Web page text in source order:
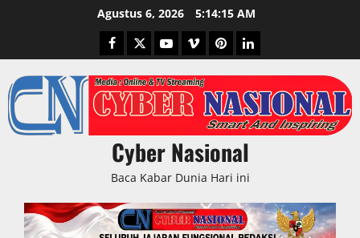
Agustus 6, 2026 5:14:16 AM
Facebook
TwitterYoutubeVimeoPinterestLinkedIn
Cyber Nasional
Baca Kabar Dunia Hari ini